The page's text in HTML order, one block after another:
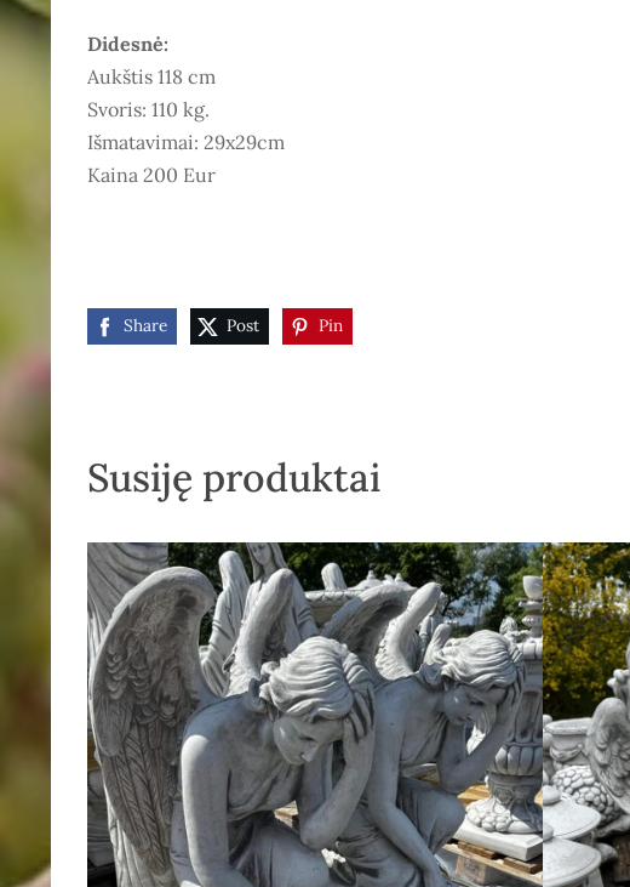
Didesnė:
Aukštis 118 cm
Svoris: 110 kg.
Išmatavimai: 29x29cm
Kaina 200 Eur
Share Post Pin
Susiję produktai